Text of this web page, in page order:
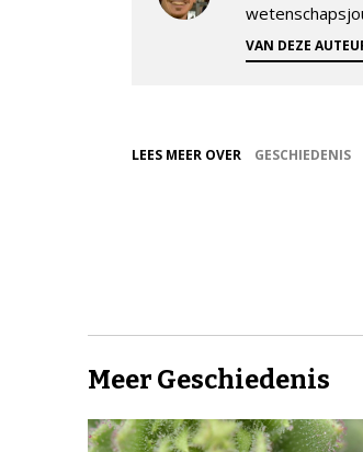
VAN DEZE
LEES MEER OVER GESCHIEDENIS
Meer Geschiedenis